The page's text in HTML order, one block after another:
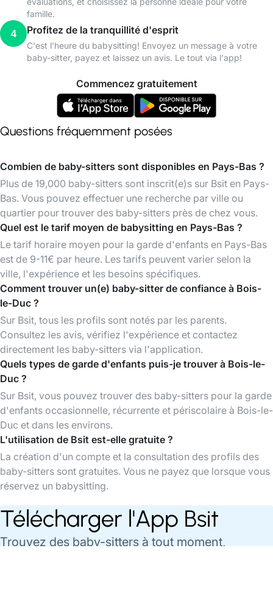
famille.
4 Profitez de la tranquillité d'esprit
C'est l'heure du babysitting! Envoyez un message à votre
baby-sitter, payez et laissez un avis. Le tout via l'app!
Commencez gratuitement
Questions fréquemment posées
Combien de baby-sitters sont disponibles en Pays-Bas ?
Plus de 19,000 baby-sitters sont inscrit(e)s sur Bsit en Pays-
Bas. Vous pouvez effectuer une recherche par ville ou
quartier pour trouver des baby-sitters près de chez vous.
Quel est le tarif moyen de babysitting en Pays-Bas ?
Le tarif horaire moyen pour la garde d'enfants en Pays-Bas
est de 9-11€ par heure. Les tarifs peuvent varier selon la
ville, l'expérience et les besoins spécifiques.
Comment trouver un(e) baby-sitter de confiance à Bois-
le-Duc ?
Sur Bsit, tous les profils sont notés par les parents.
Consultez les avis, vérifiez l'expérience et contactez
directement les baby-sitters via l'application.
Quels types de garde d'enfants puis-je trouver à Bois-le-
Duc ?
Sur Bsit, vous pouvez trouver des baby-sitters pour la garde
d'enfants occasionnelle, récurrente et périscolaire à Bois-le-
Duc et dans les environs.
L'utilisation de Bsit est-elle gratuite ?
La création d'un compte et la consultation des profils des
baby-sitters sont gratuites. Vous ne payez que lorsque vous
réservez un babysitting.
Télécharger l'App Bsit
Trouvez des baby-sitters à tout moment,